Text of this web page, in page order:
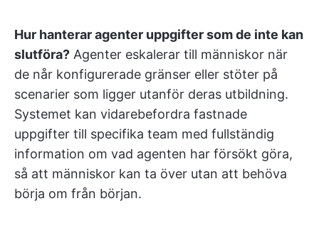
Hur hanterar agenter uppgifter som de inte kan
slutföra? Agenter eskalerar till människor när
de når konfigurerade gränser eller stöter på
scenarier som ligger utanför deras utbildning.
Systemet kan vidarebefordra fastnade
uppgifter till specifika team med fullständig
information om vad agenten har försökt göra,
så att människor kan ta över utan att behöva
börja om från början.